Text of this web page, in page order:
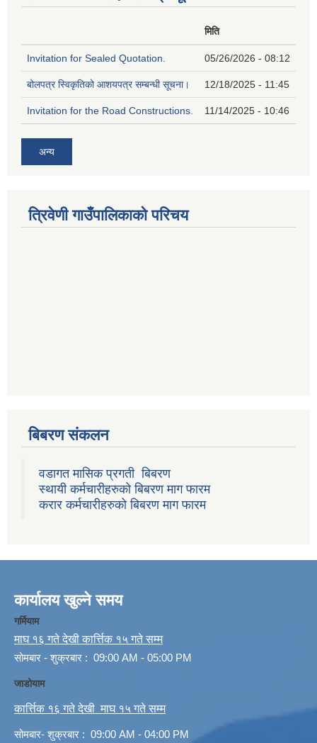
मिति
Invitation for Sealed Quotation. 05/26/2026 - 08:12
बोलपत्र स्विकृतिको आशयपत्र सम्बन्धी सूचना। 12/18/2025 - 11:45
Invitation for the Road Constructions. 11/14/2025 - 10:46
अन्य
त्रिवेणी गाउँपालिकाको परिचय
बिबरण संकलन
वडागत मासिक प्रगती बिबरण
स्थायी कर्मचारीहरुको बिबरण माग फारम
करार कर्मचारीहरुको बिबरण माग फारम
कार्यालय खुल्ने समय
गर्मियाम
माघ १६ गते देखी कार्त्तिक १५ गते सम्म
सोमबार - शुक्रबार : 09:00 AM - 05:00 PM
जाडोयाम
कार्त्तिक १६ गते देखी माघ १५ गते सम्म
सोमबार- शुक्रबार : 09:00 AM - 04:00 PM